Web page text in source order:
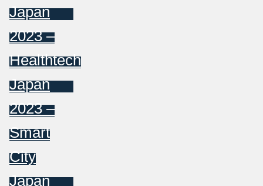
Japan
2023 –
Healthtech
Japan
2023 –
Smart
City
Japan